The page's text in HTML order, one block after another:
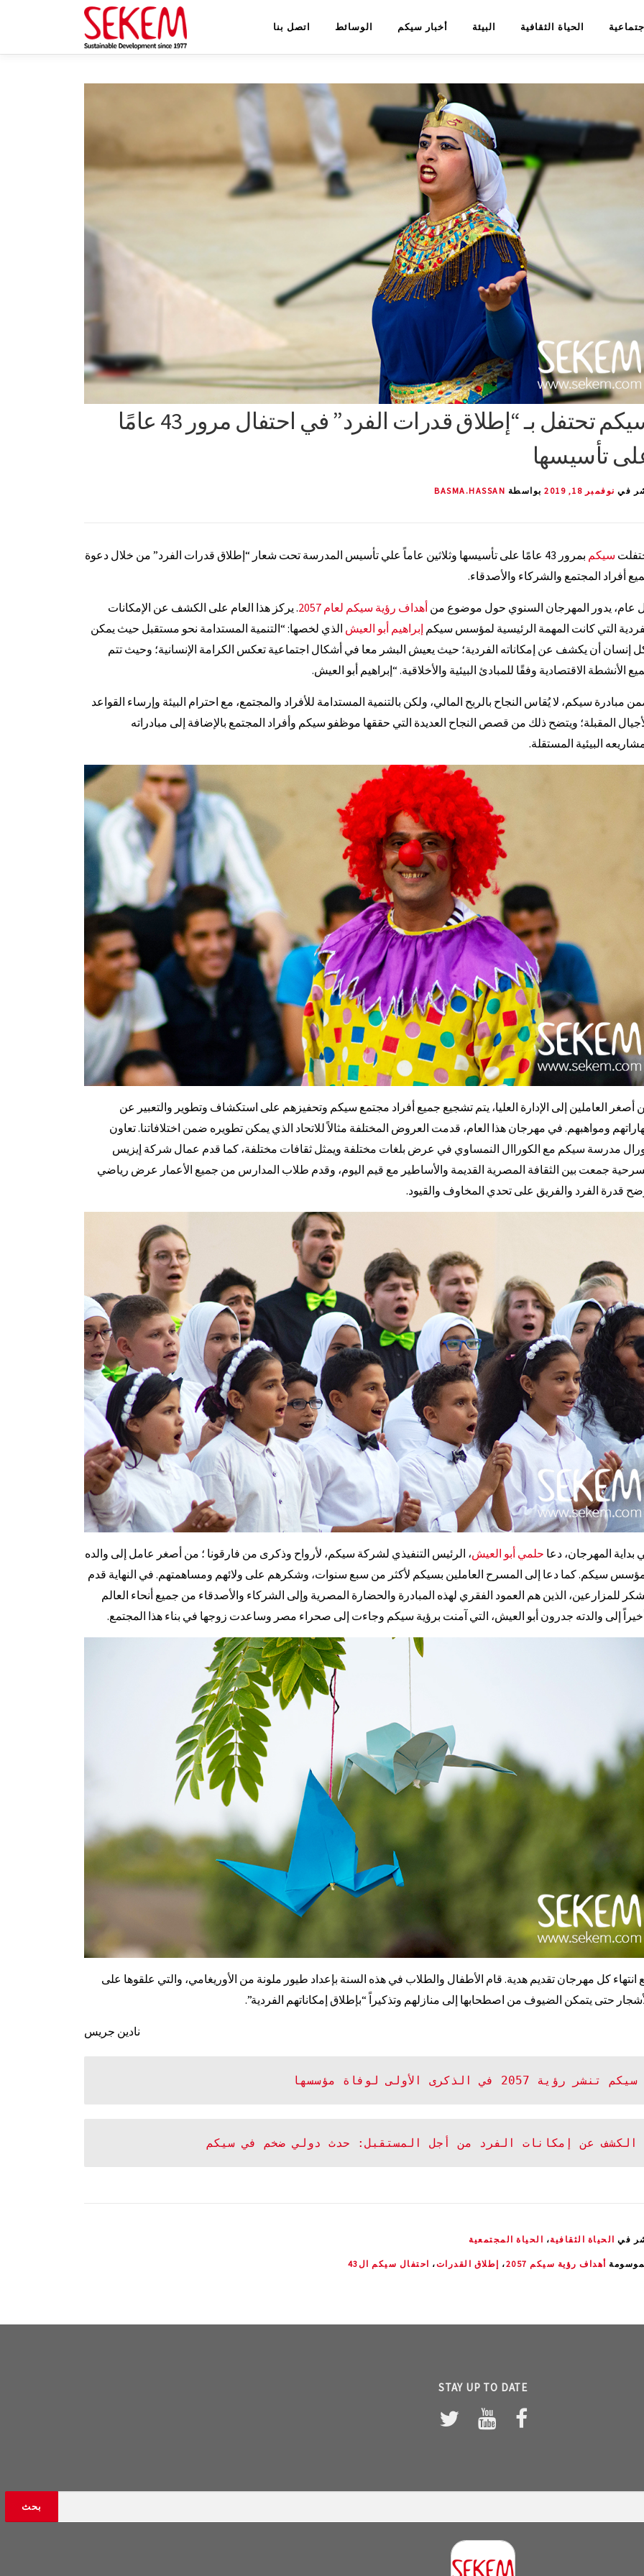
اتصل بنا الوسائط أخبار سيكم البيئة الحياة الثقافية
سيكم تحتفل بـ “إطلاق قدرات الفرد” في احتفال مرور 43 عامًا
تأسيسها
في نوفمبر 18, 2019 بواسطة BASMA.HASSAN
سيكم
بمرور 43 عامًا على تأسيسها وثلاثين عاماً علي تأسيس المدرسة تحت شعار “إطلاق قدرات الفرد” من خلال دعوة
أفراد المجتمع والشركاء والأصدقاء.
عام، يدور المهرجان السنوي حول موضوع من أهداف رؤية سيكم لعام 2057
. يركز هذا العام على الكشف عن الإمكانات
التي كانت المهمة الرئيسية لمؤسس سيكم إبراهيم أبو العيش الذي لخصها: “التنمية المستدامة نحو مستقبل حيث يمكن
إنسان أن يكشف عن إمكاناته الفردية؛ حيث يعيش البشر معا في أشكال اجتماعية تعكس الكرامة الإنسانية؛ وحيث تتم
الأنشطة الاقتصادية وفقًا للمبادئ البيئية والأخلاقية. “إبراهيم أبو العيش.
مبادرة سيكم، لا يُقاس النجاح بالربح المالي، ولكن بالتنمية المستدامة للأفراد والمجتمع، مع احترام البيئة وإرساء القواعد
المقبلة؛ ويتضح ذلك من قصص النجاح العديدة التي حققها موظفو سيكم وأفراد المجتمع بالإضافة إلى مبادراته
البيئية المستقلة.
أصغر العاملين إلى الإدارة العليا، يتم تشجيع جميع أفراد مجتمع سيكم وتحفيزهم على استكشاف وتطوير والتعبير عن
ومواهبهم. في مهرجان هذا العام، قدمت العروض المختلفة مثالاً للاتحاد الذي يمكن تطويره ضمن اختلافاتنا. تعاون
مدرسة سيكم مع الكوراال النمساوي في عرض بلغات مختلفة ويمثل ثقافات مختلفة، كما قدم عمال شركة إيزيس
جمعت بين الثقافة المصرية القديمة والأساطير مع قيم اليوم، وقدم طلاب المدارس من جميع الأعمار عرض رياضي
قدرة الفرد والفريق على تحدي المخاوف والقيود.
بداية المهرجان، دعا حلمي أبو العيش، الرئيس التنفيذي لشركة سيكم، لأرواح وذكرى من فارقونا ؛ من أصغر عامل إلى والده
سيكم. كما دعا إلى المسرح العاملين بسيكم لأكثر من سبع سنوات، وشكرهم على ولائهم ومساهمتهم. في النهاية قدم
للمزارعين، الذين هم العمود الفقري لهذه المبادرة والحضارة المصرية وإلى الشركاء والأصدقاء من جميع أنحاء العالم
إلى والدته جدرون أبو العيش، التي آمنت برؤية سيكم وجاءت إلى صحراء مصر وساعدت زوجها في بناء هذا المجتمع.
انتهاء كل مهرجان تقديم هدية. قام الأطفال والطلاب في هذه السنة بإعداد طيور ملونة من الأوريغامي، والتي علقوها على
حتى يتمكن الضيوف من اصطحابها إلى منازلهم وتذكيراً “بإطلاق إمكاناتهم الفردية”.
نادين جريس
سيكم تنشر رؤية 2057 في الذكرى الأولى لوفاة مؤسسها
الكشف عن إمكانات الفرد من أجل المستقبل: حدث دولي ضخم في سيكم
في الحياة الثقافية، الحياة المجتمعية
أهداف رؤية سيكم 2057 ، إطلاق القدرات، احتفال سيكم ال43
البحث
STAY UP TO DATE